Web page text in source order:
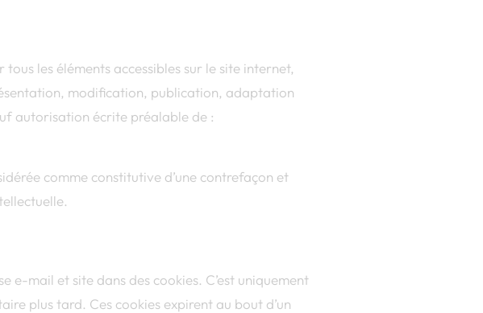
les éléments accessibles sur le site internet,
modification, publication, adaptation
autorisation écrite préalable de :
comme constitutive d’une contrefaçon et
e-mail et site dans des cookies. C’est uniquement
plus tard. Ces cookies expirent au bout d’un